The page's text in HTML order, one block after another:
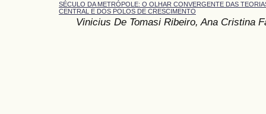
SÉCULO DA METRÓPOLE: O OLHAR CONVERGENTE DAS
CENTRAL E DOS POLOS DE CRESCIMENTO
Vinicius De Tomasi Ribeiro, Ana Cristina